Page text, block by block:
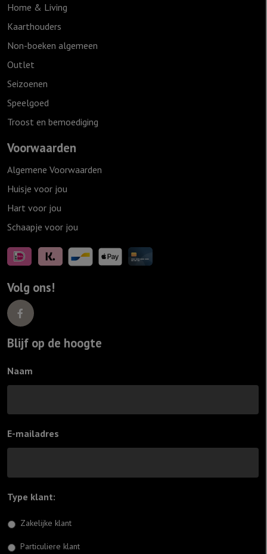
Home & Living
Kaarthouders
Non-boeken algemeen
Outlet
Seizoenen
Speelgoed
Troost en bemoediging
Voorwaarden
Algemene Voorwaarden
Huisje voor jou
Hart voor jou
Schaapje voor jou
Volg ons!
Blijf op de hoogte
Naam
E-mailadres
Type klant:
Zakelijke klant
Particuliere klant